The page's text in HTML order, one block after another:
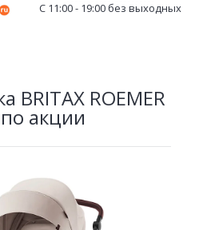
C 11:00 - 19:00 без выходных
BRITAX ROEMER
акции